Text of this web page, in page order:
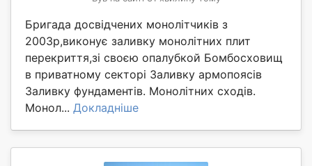
Бригада досвідчених монолітчиків з
2003р,виконує заливку монолітних плит
перекриття,зі своєю опалубкой Бомбосховищ
в приватному секторі Заливку армопоясів
Заливку фундаментів. Монолітних сходів.
Монол... Докладніше